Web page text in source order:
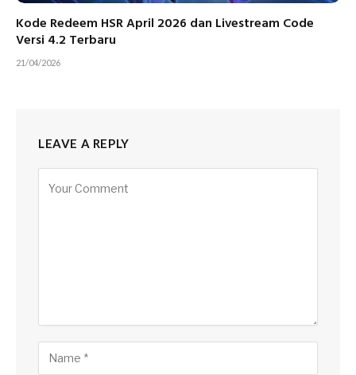
Kode Redeem HSR April 2026 dan Livestream Code
Versi 4.2 Terbaru
21/04/2026
LEAVE A REPLY